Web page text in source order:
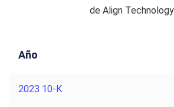
de Align Technology.
Año
2023 10-K